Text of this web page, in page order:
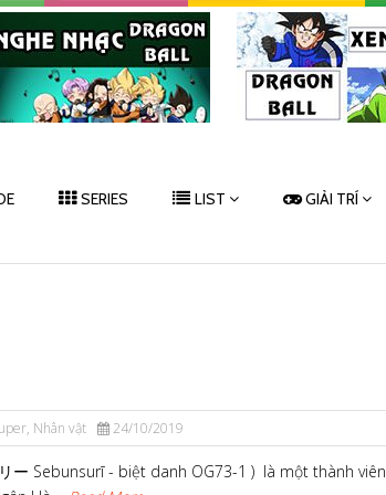
SERIES LIST GIẢI TRÍ
, Nhân vật 24/10/2019
ー Sebunsurī - biệt danh OG73-1 ) là một thành viên